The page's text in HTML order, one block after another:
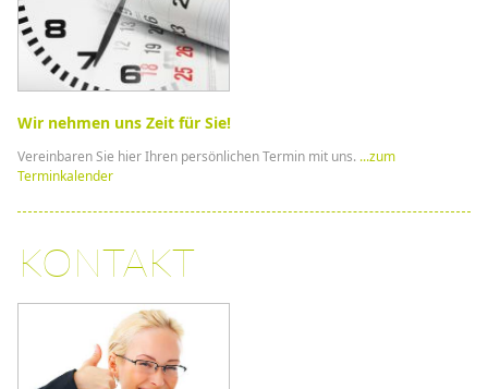
Wir nehmen uns Zeit für Sie!
Vereinbaren Sie hier Ihren persönlichen Termin mit uns. ...zum
Terminkalender
KONTAKT